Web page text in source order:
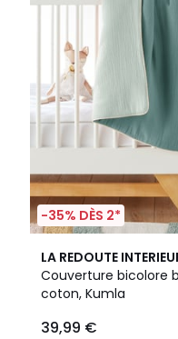
-35% DÈS 2*
LA REDOUTE
Couverture bicolore
coton, Kumla
€.
39,99 €
4,3
/ 5
2
Couleurs